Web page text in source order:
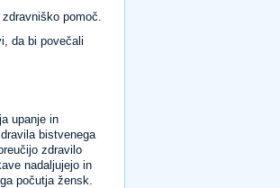
pomoč.
da bi povečali
upanje in
bistvenega
zdravilo
nadaljujejo in
počutja žensk.